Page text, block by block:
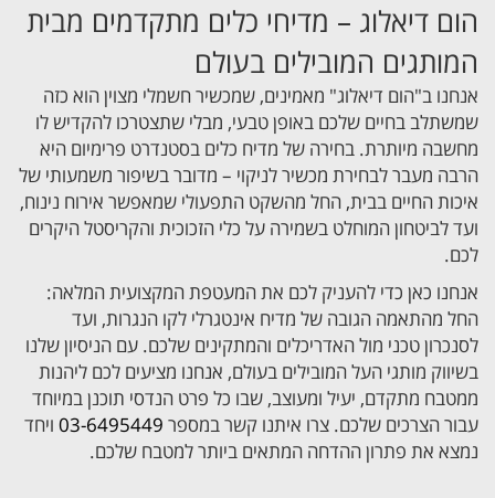
הום דיאלוג – מדיחי כלים מתקדמים מבית
המותגים המובילים בעולם
אנחנו ב"הום דיאלוג" מאמינים, שמכשיר חשמלי מצוין הוא כזה
שמשתלב בחיים שלכם באופן טבעי, מבלי שתצטרכו להקדיש לו
מחשבה מיותרת. בחירה של מדיח כלים בסטנדרט פרימיום היא
הרבה מעבר לבחירת מכשיר לניקוי – מדובר בשיפור משמעותי של
איכות החיים בבית, החל מהשקט התפעולי שמאפשר אירוח נינוח,
ועד לביטחון המוחלט בשמירה על כלי הזכוכית והקריסטל היקרים
לכם.
אנחנו כאן כדי להעניק לכם את המעטפת המקצועית המלאה:
החל מהתאמה הגובה של מדיח אינטגרלי לקו הנגרות, ועד
לסנכרון טכני מול האדריכלים והמתקינים שלכם. עם הניסיון שלנו
בשיווק מותגי העל המובילים בעולם, אנחנו מציעים לכם ליהנות
ממטבח מתקדם, יעיל ומעוצב, שבו כל פרט הנדסי תוכנן במיוחד
עבור הצרכים שלכם. צרו איתנו קשר במספר 03-6495449 ויחד
נמצא את פתרון ההדחה המתאים ביותר למטבח שלכם.